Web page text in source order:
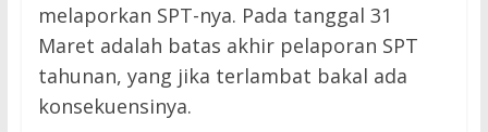
melaporkan SPT-nya. Pada tanggal 31
Maret adalah batas akhir pelaporan SPT
tahunan, yang jika terlambat bakal ada
konsekuensinya.